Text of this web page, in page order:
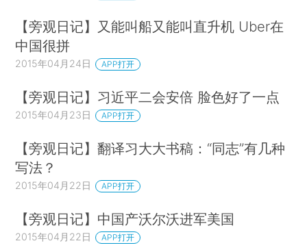
【旁观日记】又能叫船又能叫直升机 Uber在
中国很拼
2015年04月24日 APP打开
【旁观日记】习近平二会安倍 脸色好了一点
2015年04月23日 APP打开
【旁观日记】翻译习大大书稿：“同志”有几种
写法？
2015年04月22日 APP打开
【旁观日记】中国产沃尔沃进军美国
2015年04月22日 APP打开